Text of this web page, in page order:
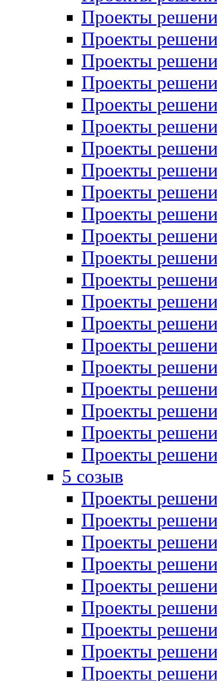
Проекты
Проекты
Проекты
Проекты
Проекты
Проекты
Проекты
Проекты
Проекты
Проекты
Проекты
Проекты
Проекты
Проекты
Проекты
Проекты
Проекты
Проекты
Проекты
Проекты
Проекты
5 созыв
Проекты
Проекты
Проекты
Проекты
Проекты
Проекты
Проекты
Проекты
Проекты